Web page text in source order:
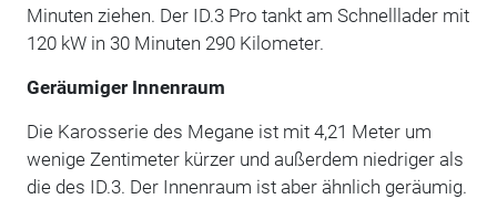
Minuten ziehen. Der ID.3 Pro tankt am Schnelllader mit
120 kW in 30 Minuten 290 Kilometer.
Geräumiger Innenraum
Die Karosserie des Megane ist mit 4,21 Meter um
wenige Zentimeter kürzer und außerdem niedriger als
die des ID.3. Der Innenraum ist aber ähnlich geräumig.